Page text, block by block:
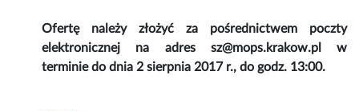
Ofertę należy złożyć za pośrednictwem poczty
elektronicznej na adres sz@mops.krakow.pl w
terminie do dnia 2 sierpnia 2017 r., do godz. 13:00.